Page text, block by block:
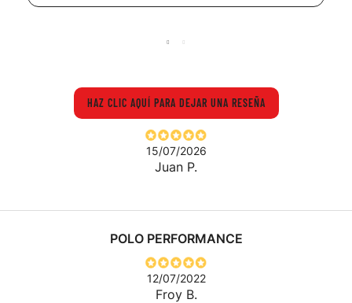
HAZ CLIC AQUÍ PARA DEJAR UNA RESEÑA
15/07/2026
Juan P.
POLO PERFORMANCE
12/07/2022
Froy B.